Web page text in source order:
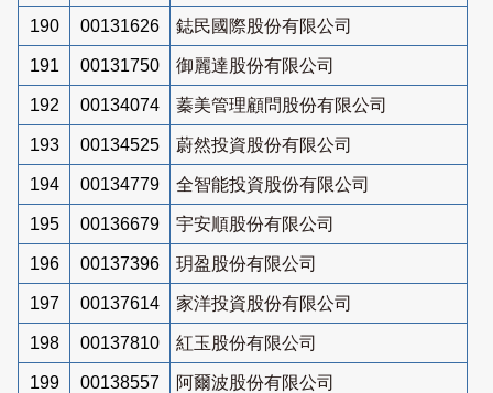
190 00131626 鋕民國際股份有限公司
191 00131750 御麗達股份有限公司
192 00134074 蓁美管理顧問股份有限公司
193 00134525 蔚然投資股份有限公司
194 00134779 全智能投資股份有限公司
195 00136679 宇安順股份有限公司
196 00137396 玥盈股份有限公司
197 00137614 家洋投資股份有限公司
198 00137810 紅玉股份有限公司
199 00138557 阿爾波股份有限公司